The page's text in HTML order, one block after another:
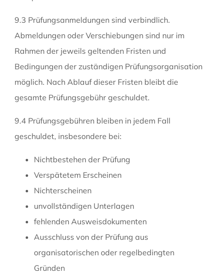
9.3 Prüfungsanmeldungen sind verbindlich.
Abmeldungen oder Verschiebungen sind nur im
Rahmen der jeweils geltenden Fristen und
Bedingungen der zuständigen Prüfungsorganisation
möglich. Nach Ablauf dieser Fristen bleibt die
gesamte Prüfungsgebühr geschuldet.
9.4 Prüfungsgebühren bleiben in jedem Fall
geschuldet, insbesondere bei:
Nichtbestehen der Prüfung
Verspätetem Erscheinen
Nichterscheinen
unvollständigen Unterlagen
fehlenden Ausweisdokumenten
Ausschluss von der Prüfung aus
organisatorischen oder regelbedingten
Gründen